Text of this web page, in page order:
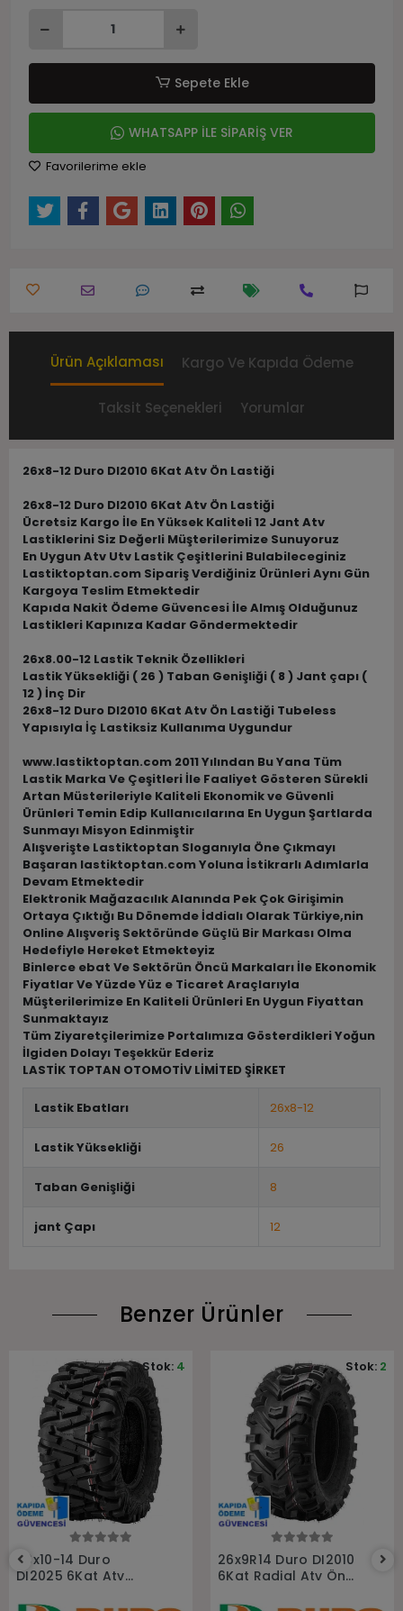
Sepete Ekle
WHATSAPP İLE SİPARİŞ VER
Favorilerime ekle
Ürün Açıklaması Kargo Ve Kapıda Ödeme
Taksit Seçenekleri Yorumlar
26x8-12 Duro DI2010 6Kat Atv Ön Lastiği
26x8-12 Duro DI2010 6Kat Atv Ön Lastiği
Ücretsiz Kargo İle En Yüksek Kaliteli 12 Jant Atv
Lastiklerini Siz Değerli Müşterilerimize Sunuyoruz
En Uygun Atv Utv Lastik Çeşitlerini Bulabileceginiz
Lastiktoptan.com Sipariş Verdiğiniz Ürünleri Aynı Gün
Kargoya Teslim Etmektedir
Kapıda Nakit Ödeme Güvencesi İle Almış Olduğunuz
Lastikleri Kapınıza Kadar Göndermektedir
26x8.00-12 Lastik Teknik Özellikleri
Lastik Yüksekliği ( 26 ) Taban Genişliği ( 8 ) Jant çapı (
12 ) İnç Dir
26x8-12 Duro DI2010 6Kat Atv Ön Lastiği Tubeless
Yapısıyla İç Lastiksiz Kullanıma Uygundur
www.lastiktoptan.com 2011 Yılından Bu Yana Tüm
Lastik Marka Ve Çeşitleri İle Faaliyet Gösteren Sürekli
Artan Müsterileriyle Kaliteli Ekonomik ve Güvenli
Ürünleri Temin Edip Kullanıcılarına En Uygun Şartlarda
Sunmayı Misyon Edinmiştir
Alışverişte Lastiktoptan Sloganıyla Öne Çıkmayı
Başaran lastiktoptan.com Yoluna İstikrarlı Adımlarla
Devam Etmektedir
Elektronik Mağazacılık Alanında Pek Çok Girişimin
Ortaya Çıktığı Bu Dönemde İddialı Olarak Türkiye,nin
Online Alışveriş Sektöründe Güçlü Bir Markası Olma
Hedefiyle Hereket Etmekteyiz
Binlerce ebat Ve Sektörün Öncü Markaları İle Ekonomik
Fiyatlar Ve Yüzde Yüz e Ticaret Araçlarıyla
Müşterilerimize En Kaliteli Ürünleri En Uygun Fiyattan
Sunmaktayız
Tüm Ziyaretçilerimize Portalımıza Gösterdikleri Yoğun
İlgiden Dolayı Teşekkür Ederiz
LASTİK TOPTAN OTOMOTİV LİMİTED ŞİRKET
Lastik Ebatları 26x8-12
Lastik Yüksekliği 26
Taban Genişliği 8
jant Çapı 12
Benzer Ürünler
26x10-14 Duro
DI2025 6Kat Atv
Stok: 4
26x9R14 Duro DI2010
6Kat Radial Atv Ön
Stok: 2